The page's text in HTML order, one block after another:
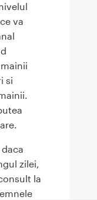
va
si
zilei,
la